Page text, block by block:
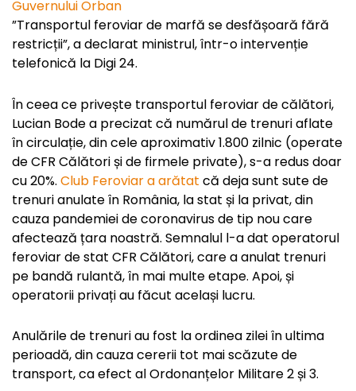
”Transportul feroviar de marfă se desfășoară fără
restricții”, a declarat ministrul, într-o intervenție
telefonică la Digi 24.
În ceea ce privește transportul feroviar de călători,
Lucian Bode a precizat că numărul de trenuri aflate
în circulație, din cele aproximativ 1.800 zilnic (operate
de CFR Călători și de firmele private), s-a redus doar
cu 20%. Club Feroviar a arătat că deja sunt sute de
trenuri anulate în România, la stat și la privat, din
cauza pandemiei de coronavirus de tip nou care
afectează țara noastră. Semnalul l-a dat operatorul
feroviar de stat CFR Călători, care a anulat trenuri
pe bandă rulantă, în mai multe etape. Apoi, și
operatorii privați au făcut același lucru.
Anulările de trenuri au fost la ordinea zilei în ultima
perioadă, din cauza cererii tot mai scăzute de
transport, ca efect al Ordonanțelor Militare 2 și 3.